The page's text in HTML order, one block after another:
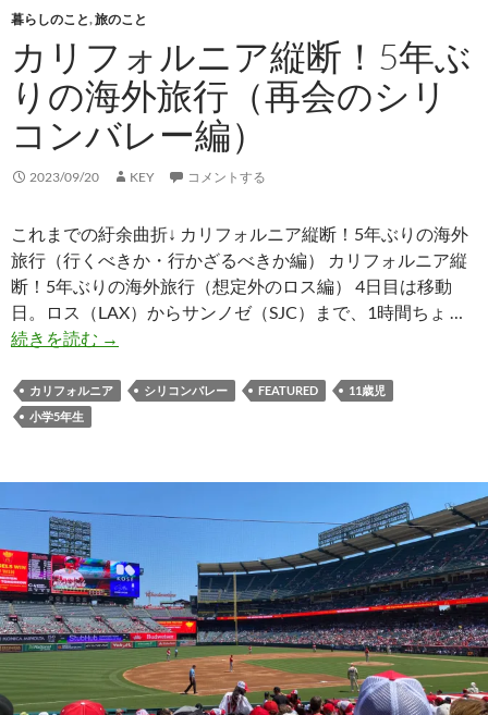
（悲
し
み
の
サ
ン
ラ
ン
シ
ス
コ
暮らしのこと,旅のこと
カリフォルニア縦断！5年ぶ
りの海外旅行（再会のシリ
コンバレー編）
2023/09/20 KEY コメントする
これまでの紆余曲折↓ カリフォルニア縦断！5年ぶりの海外
旅行（行くべきか・行かざるべきか編） カリフォルニア縦
断！5年ぶりの海外旅行（想定外のロス編） 4日目は移動
日。ロス（LAX）からサンノゼ（SJC）まで、1時間ちょ …
続きを読む カ
フ
縦
5
年
ぶ
り
の
海
→
カリフォルニア シリコンバレー FEATURED
11歳児
小学5年生